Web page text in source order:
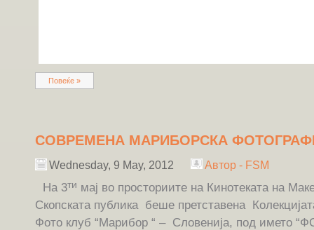
Повеќе »
СОВРЕМЕНА МАРИБОРСКА
Wednesday, 9 May, 2012 Автор - FSM
На 3ти мај во просториите на Кинотеката на
Скопската публика беше претставена
Фото клуб “Марибор “ – Словенија, под името